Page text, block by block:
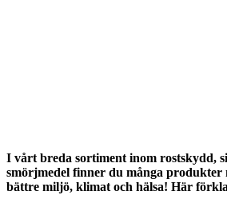
I vårt breda sortiment inom rostskydd,
smörjmedel finner du många
bättre miljö, klimat och hälsa! Här